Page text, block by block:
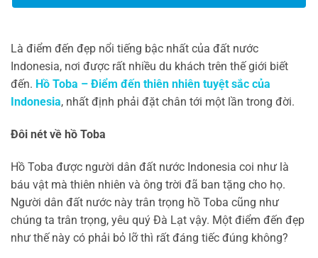
Là điểm đến đẹp nổi tiếng bậc nhất của đất nước
Indonesia, nơi được rất nhiều du khách trên thế giới biết
đến. Hồ Toba – Điểm đến thiên nhiên tuyệt sắc của
Indonesia, nhất định phải đặt chân tới một lần trong đời.
Đôi nét về hồ Toba
Hồ Toba được người dân đất nước Indonesia coi như là
báu vật mà thiên nhiên và ông trời đã ban tặng cho họ.
Người dân đất nước này trân trọng hồ Toba cũng như
chúng ta trân trọng, yêu quý Đà Lạt vậy. Một điểm đến đẹp
như thế này có phải bỏ lỡ thì rất đáng tiếc đúng không?